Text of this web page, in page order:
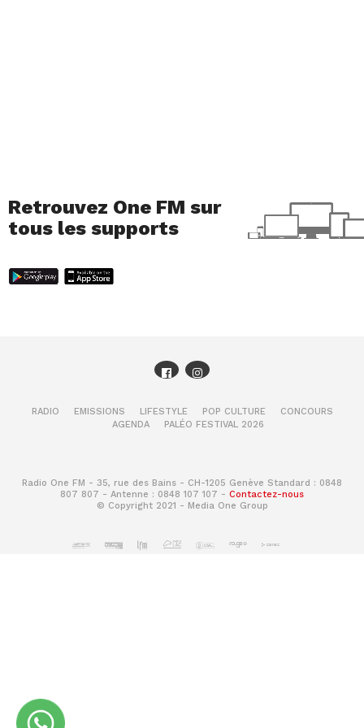
Smoothie vert banane et
épinard
5 min de préparation
Coupez la pomme, la banane, les kiwis et le céleri.
Retrouvez One FM sur
tous les supports
RADIO EMISSIONS LIFESTYLE POP CULTURE
CONCOURS
AGENDA
PALÉO FESTIVAL 2026
Radio One FM - 35, rue des Bains - CH-1205 Genève Standard : 0848
807 807 - Antenne : 0848 107 107 - Contactez-nous
© Copyright 2021 - Media One Group